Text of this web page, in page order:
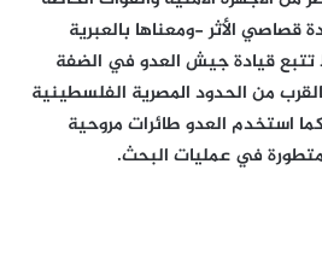
قصاصي الأثر -ومعناها بالعبرية
تتبع قيادة جيش العدو في الضفة
من الحدود المصرية الفلسطينية
استخدم العدو طائرات مروحية
في عمليات البحث.